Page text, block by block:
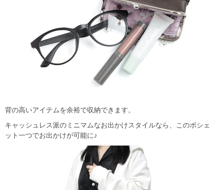
背の高いアイテムを余裕で収納できます。
キャッシュレス派のミニマムなお出かけスタイルなら、このポシェ
ット一つでお出かけが可能に♪